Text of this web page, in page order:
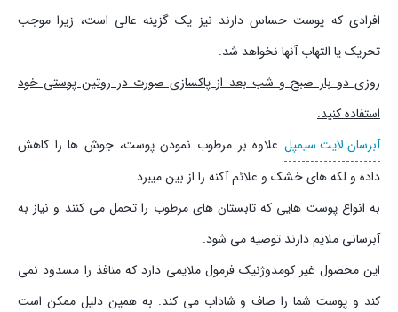
افرادی که پوست حساس دارند نیز یک گزینه عالی است، زیرا موجب
تحریک یا التهاب آنها نخواهد شد.
روزی دو بار صبح و شب بعد از پاکسازی صورت در روتین پوستی خود
استفاده کنید.
آبرسان لایت سیمپل علاوه بر مرطوب نمودن پوست، جوش ها را کاهش
داده و لکه های خشک و علائم آکنه را از بین میبرد.
به انواع پوست هایی که تابستان های مرطوب را تحمل می کنند و نیاز به
آبرسانی ملایم دارند توصیه می شود.
این محصول غیر کومدوژنیک فرمول ملایمی دارد که منافذ را مسدود نمی
کند و پوست شما را صاف و شاداب می کند. به همین دلیل ممکن است